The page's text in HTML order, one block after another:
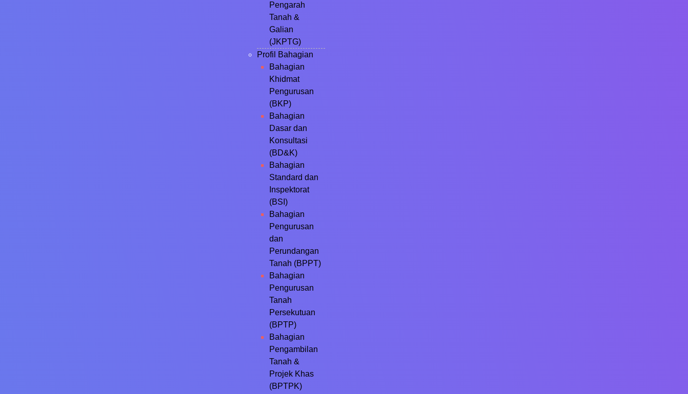
Pengarah
Tanah &
Galian
(JKPTG)
Profil Bahagian
Bahagian
Khidmat
Pengurusan
(BKP)
Bahagian
Dasar dan
Konsultasi
(BD&K)
Bahagian
Standard dan
Inspektorat
(BSI)
Bahagian
Pengurusan
dan
Perundangan
Tanah (BPPT)
Bahagian
Pengurusan
Tanah
Persekutuan
(BPTP)
Bahagian
Pengambilan
Tanah &
Projek Khas
(BPTPK)